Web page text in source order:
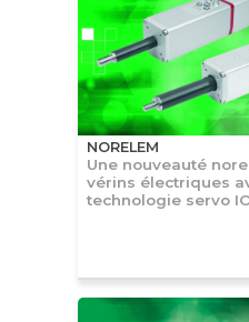
NORELEM
Une nouveauté
vérins électriques
technologie servo